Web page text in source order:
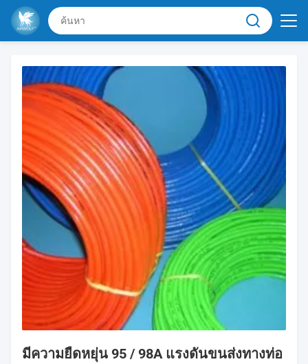
มีความยืดหยุ่น 95 / 98A แรงดันขนส่งทางท่อ